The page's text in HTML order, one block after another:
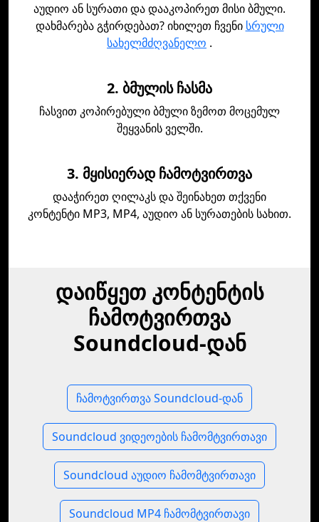
აუდიო ან სურათი და დააკოპირეთ მისი ბმული.
დახმარება გჭირდებათ? იხილეთ ჩვენი სრული
სახელმძღვანელო .
2. ბმულის ჩასმა
ჩასვით კოპირებული ბმული ზემოთ მოცემულ
შეყვანის ველში.
3. მყისიერად ჩამოტვირთვა
დააჭირეთ ღილაკს და შეინახეთ თქვენი
კონტენტი MP3, MP4, აუდიო ან სურათების სახით.
დაიწყეთ კონტენტის
ჩამოტვირთვა
Soundcloud-დან
ჩამოტვირთვა Soundcloud-დან
Soundcloud ვიდეოების ჩამომტვირთავი
Soundcloud აუდიო ჩამომტვირთავი
Soundcloud MP4 ჩამომტვირთავი